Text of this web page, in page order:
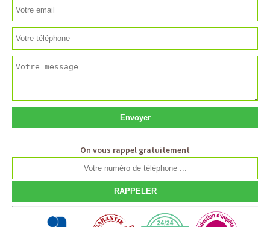
On vous rappel gratuitement